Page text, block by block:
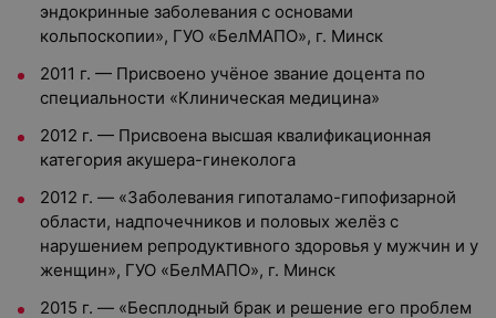
эндокринные заболевания с основами
кольпоскопии», ГУО «БелМАПО», г. Минск
2011 г. — Присвоено учёное звание доцента по
специальности «Клиническая медицина»
2012 г. — Присвоена высшая квалификационная
категория акушера-гинеколога
2012 г. — «Заболевания гипоталамо-гипофизарной
области, надпочечников и половых желёз с
нарушением репродуктивного здоровья у мужчин и у
женщин», ГУО «БелМАПО», г. Минск
2015 г. — «Бесплодный брак и решение его проблем